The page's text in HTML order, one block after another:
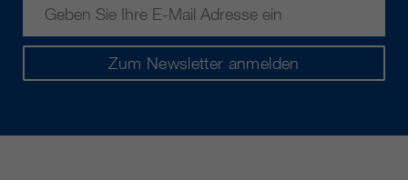
Zum Newsletter anmelden